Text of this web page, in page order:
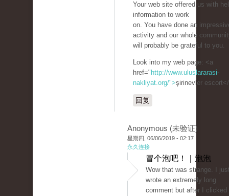
Your web site offered us with
information to work
on. You have done an
activity and our whole
will probably be grateful to you.
Look into my web page: <a
href=" http://www.uluslararasi-
nakliyat.org/">şirinevler
回复
Anonymous (未验证)
星期四, 06/06/2019 - 02:17
永久连接
冒个泡吧！ | 泡泡
Wow that was strange. I
wrote an extremely long
comment but after I clicked